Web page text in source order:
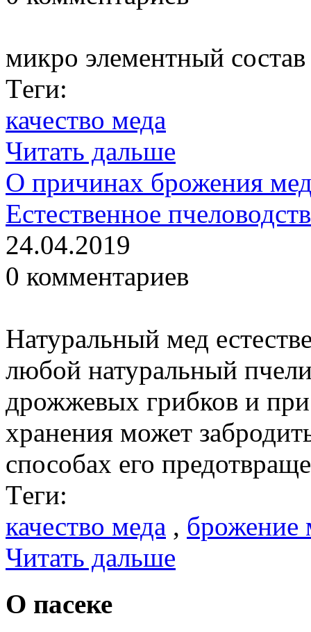
микро элементный
Тeги:
качество меда
Читать дальше
О причинах брожения
Естественное
24.04.2019
0 комментариев
Натуральный мед
любой натуральный
дрожжевых грибков и
хранения может
способах его
Тeги:
качество меда , брожение
Читать дальше
О пасеке